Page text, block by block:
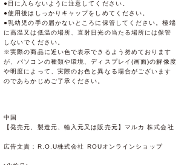
●目に入らないように注意してください。
●使用後はしっかりキャップをしめてください。
●乳幼児の手の届かないところに保管してください。極端
に高温又は低温の場所、直射日光の当たる場所には保管
しないでください。
※実際の商品に近い色で表示できるよう努めております
が、パソコンの種類や環境、ディスプレイ(画面)の解像度
や明度によって、実際のお色と異なる場合がございます
のであらかじめご了承ください。
中国
【発売元、製造元、輸入元又は販売元】マルカ 株式会社
広告文責：R.O.U株式会社 ROUオンラインショップ